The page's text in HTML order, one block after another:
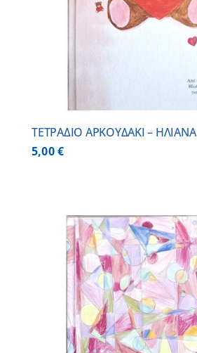
ΤΕΤΡΑΔΙΟ ΑΡΚΟΥΔΑΚΙ – ΗΛΙΑΝΑ
5,00€